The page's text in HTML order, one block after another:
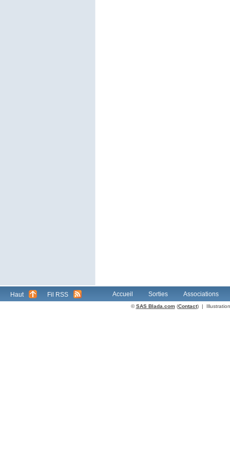
Haut Fil RSS Accueil Sorties Associations
©SAS Blada.com(Contact) |